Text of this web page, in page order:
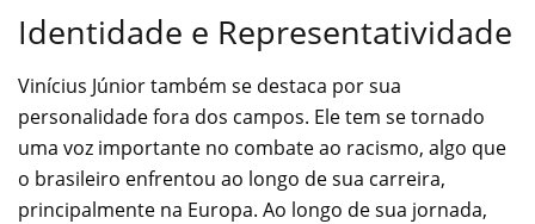
Identidade e Representatividade
Vinícius Júnior também se destaca por sua
personalidade fora dos campos. Ele tem se tornado
uma voz importante no combate ao racismo, algo que
o brasileiro enfrentou ao longo de sua carreira,
principalmente na Europa. Ao longo de sua jornada,